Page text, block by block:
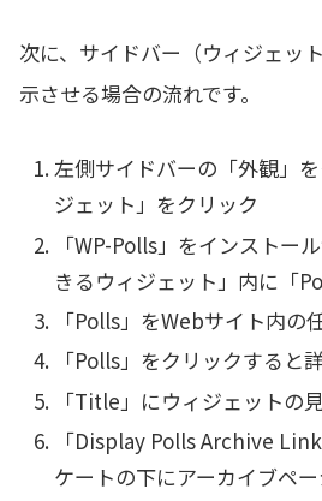
次に、サイドバー（ウィジェッ
示させる場合の流れです。
左側サイドバーの「外観」
ジェット」をクリック
「WP-Polls」をインストー
きるウィジェット」内に「
「Polls」をWebサイト内の
「Polls」をクリックすると
「Title」にウィジェットの
「Display Polls Archive
ケートの下にアーカイブペ